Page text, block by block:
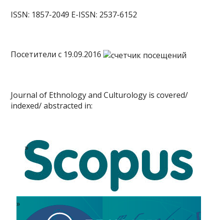
ISSN: 1857-2049 E-ISSN: 2537-6152
Посетители c 19.09.2016
Journal of Ethnology and Culturology is covered/
indexed/ abstracted in: